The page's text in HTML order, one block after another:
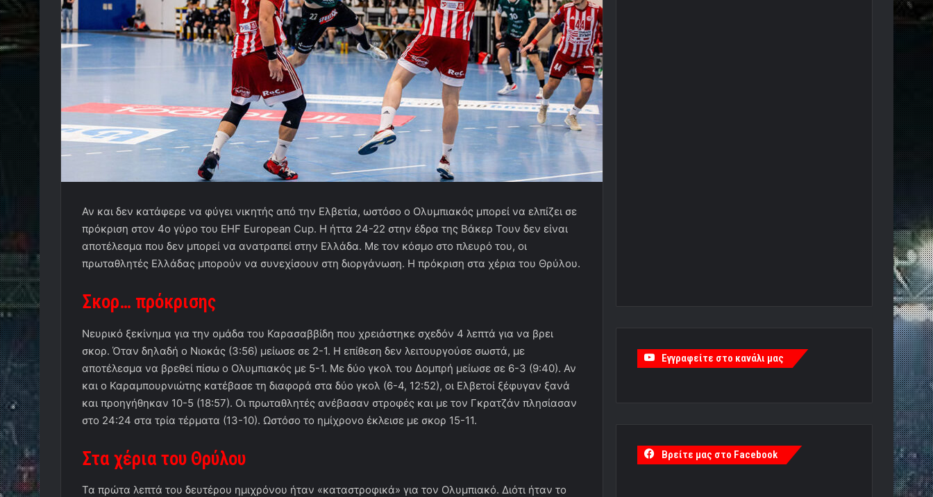
Αν και δεν κατάφερε να φύγει νικητής από την Ελβετία, ωστόσο ο Ολυμπιακός μπορεί να ελπίζει σε
πρόκριση στον 4ο γύρο του EHF European Cup. Η ήττα 24-22 στην έδρα της Βάκερ Τουν δεν είναι
αποτέλεσμα που δεν μπορεί να ανατραπεί στην Ελλάδα. Με τον κόσμο στο πλευρό του, οι
πρωταθλητές Ελλάδας μπορούν να συνεχίσουν στη διοργάνωση. Η πρόκριση στα χέρια του Θρύλου.
Σκορ… πρόκρισης
Νευρικό ξεκίνημα για την ομάδα του Καρασαββίδη που χρειάστηκε σχεδόν 4 λεπτά για να βρει
σκορ. Όταν δηλαδή ο Νιοκάς (3:56) μείωσε σε 2-1. Η επίθεση δεν λειτουργούσε σωστά, με
αποτέλεσμα να βρεθεί πίσω ο Ολυμπιακός με 5-1. Με δύο γκολ του Δομπρή μείωσε σε 6-3 (9:40). Αν
και ο Καραμπουρνιώτης κατέβασε τη διαφορά στα δύο γκολ (6-4, 12:52), οι Ελβετοί ξέφυγαν ξανά
και προηγήθηκαν 10-5 (18:57). Οι πρωταθλητές ανέβασαν στροφές και με τον Γκρατζάν πλησίασαν
στο 24:24 στα τρία τέρματα (13-10). Ωστόσο το ημίχρονο έκλεισε με σκορ 15-11.
Στα χέρια του Θρύλου
Τα πρώτα λεπτά του δευτέρου ημιχρόνου ήταν «καταστροφικά» για τον Ολυμπιακό. Διότι ήταν το
Εγγραφείτε στο κανάλι μας
Βρείτε μας στο Facebook